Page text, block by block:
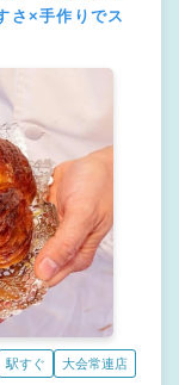
さ×手作りでス
駅すぐ 大会常連店